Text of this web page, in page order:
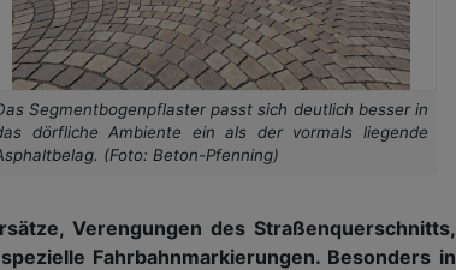
Segmentbogenpflaster passt sich deutlich besser in
dörfliche Ambiente ein als der vormals liegende
(Foto: Beton-Pfenning)
Verengungen des Straßenquerschnitts,
Fahrbahnmarkierungen. Besonders in